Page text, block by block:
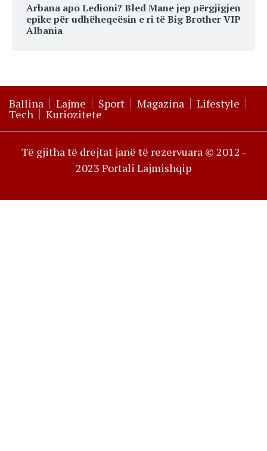
Arbana apo Ledioni? Bled Mane jep përgjigjen
epike për udhëheqeësin e ri të Big Brother VIP
Albania
Ballina Lajme Sport Magazina Lifestyle
Tech Kuriozitete
Të gjitha të drejtat janë të rezervuara © 2012 -
2023 Portali Lajmishqip